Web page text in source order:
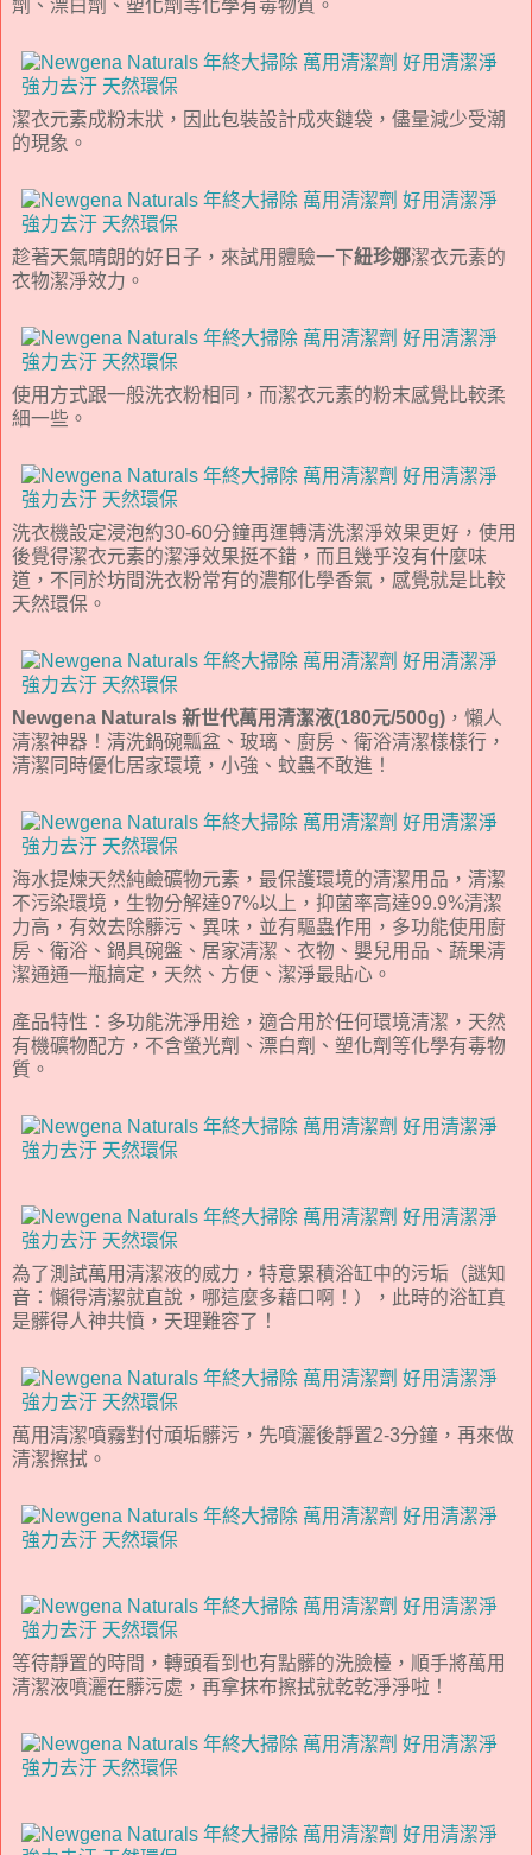
劑、漂白劑、塑化劑等化學有毒物質。
潔衣元素成粉末狀，因此包裝設計成夾鏈袋，儘量減少受潮
的現象。
趁著天氣晴朗的好日子，來試用體驗一下紐珍娜潔衣元素的
衣物潔淨效力。
使用方式跟一般洗衣粉相同，而潔衣元素的粉末感覺比較柔
細一些。
洗衣機設定浸泡約30-60分鐘再運轉清洗潔淨效果更好，使用
後覺得潔衣元素的潔淨效果挺不錯，而且幾乎沒有什麼味
道，不同於坊間洗衣粉常有的濃郁化學香氣，感覺就是比較
天然環保。
Newgena Naturals 新世代萬用清潔液(180元/500g) ，懶人
清潔神器！清洗鍋碗瓢盆、玻璃、廚房、衛浴清潔樣樣行，
清潔同時優化居家環境，小強、蚊蟲不敢進！
海水提煉天然純鹼礦物元素，最保護環境的清潔用品，清潔
不污染環境，生物分解達97%以上，抑菌率高達99.9%清潔
力高，有效去除髒污、異味，並有驅蟲作用，多功能使用廚
房、衛浴、鍋具碗盤、居家清潔、衣物、嬰兒用品、蔬果清
潔通通一瓶搞定，天然、方便、潔淨最貼心。
產品特性：多功能洗淨用途，適合用於任何環境清潔，天然
有機礦物配方，不含螢光劑、漂白劑、塑化劑等化學有毒物
質。
為了測試萬用清潔液的威力，特意累積浴缸中的污垢（謎知
音：懶得清潔就直說，哪這麼多藉口啊！），此時的浴缸真
是髒得人神共憤，天理難容了！
萬用清潔噴霧對付頑垢髒污，先噴灑後靜置2-3分鐘，再來做
清潔擦拭。
等待靜置的時間，轉頭看到也有點髒的洗臉檯，順手將萬用
清潔液噴灑在髒污處，再拿抹布擦拭就乾乾淨淨啦！